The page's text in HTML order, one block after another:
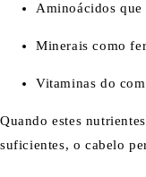
Aminoácidos que
Minerais como
Vitaminas do
Quando estes
suficientes, o cabelo